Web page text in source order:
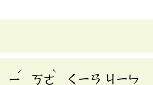
ㄧ
ˊ
ㄎㄜ
ˋ
ㄑㄧㄢ ㄐㄧㄣ